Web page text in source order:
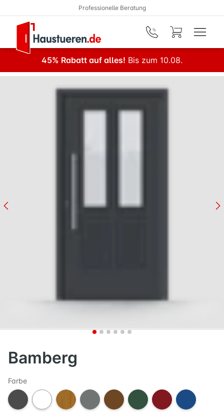
Zum Hauptinhalt springen
Professionelle Beratung
45% Rabatt auf alles! Bis zum 10.08.
Bamberg
Farbe